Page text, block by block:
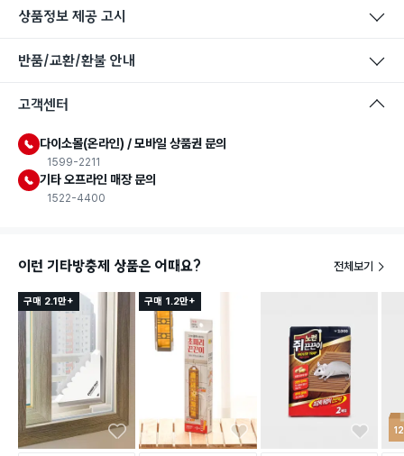
상품정보 제공 고시
반품/교환/환불 안내
고객센터
다이소몰(온라인) / 모바일 상품권 문의
1599-2211
기타 오프라인 매장 문의
1522-4400
이런 기타방충제 상품은 어때요? 전체보기
구매 2.1만+ 구매 1.2만+